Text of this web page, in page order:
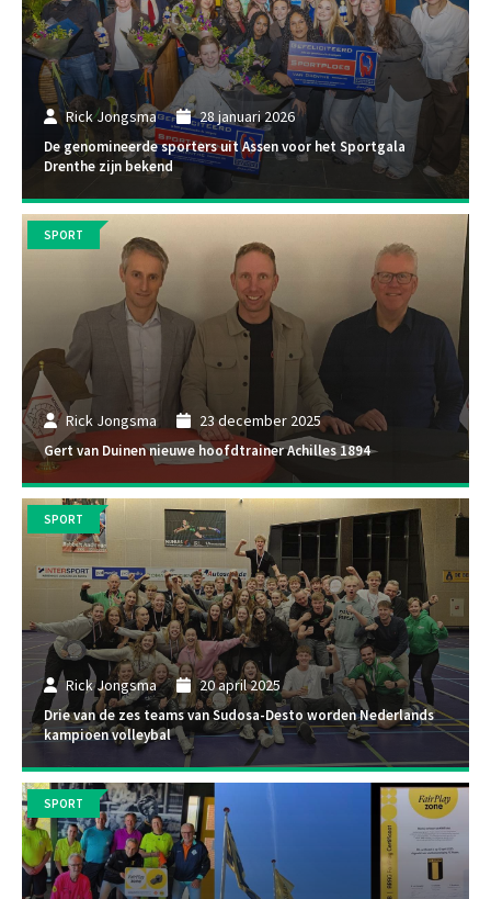
Rick Jongsma 28 januari 2026
De genomineerde sporters uit Assen voor het Sportgala
Drenthe zijn bekend
Rick Jongsma 23 december 2025
Gert van Duinen nieuwe hoofdtrainer Achilles 1894
SPORT
Rick Jongsma 20 april 2025
Drie van de zes teams van Sudosa-Desto worden Nederlands
kampioen volleybal
SPORT
SPORT